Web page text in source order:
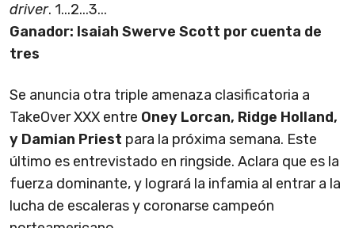
driver. 1...2...3...
Ganador: Isaiah Swerve Scott por cuenta de
tres
Se anuncia otra triple amenaza clasificatoria a
TakeOver XXX entre Oney Lorcan, Ridge Holland,
y Damian Priest para la próxima semana. Este
último es entrevistado en ringside. Aclara que es la
fuerza dominante, y logrará la infamia al entrar a la
lucha de escaleras y coronarse campeón